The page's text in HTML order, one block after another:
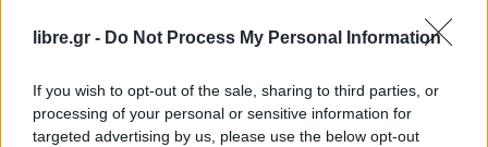
libre.gr - Do Not Process My Personal Information
If you wish to opt-out of the sale, sharing to third parties, or
processing of your personal or sensitive information for
targeted advertising by us, please use the below opt-out
περιπτώσεις απάτης -έξι τετελεσμένες και μία
ευρώ.